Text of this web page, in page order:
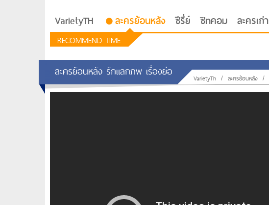
VarietyTH ละครย้อนหลัง ซีรี่ย์ ซิทคอม ละครเก่า
RECOMMEND TIME
ละครย้อนหลัง รักแลกภพ เรื่องย่อ VarietyTh / ละครย้อนหลัง /